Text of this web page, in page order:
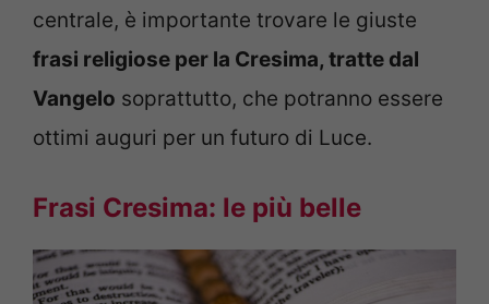
centrale, è importante trovare le giuste
frasi religiose per la Cresima, tratte dal
Vangelo soprattutto, che potranno essere
ottimi auguri per un futuro di Luce.
Frasi Cresima: le più belle